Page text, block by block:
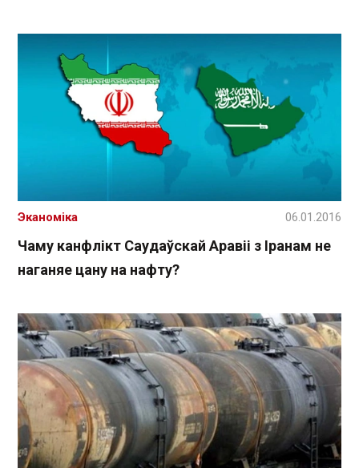
Чаму канфлікт Саудаўскай Аравіі з Іранам не
наганяе цану на нафту?
Эканоміка 06.01.2016